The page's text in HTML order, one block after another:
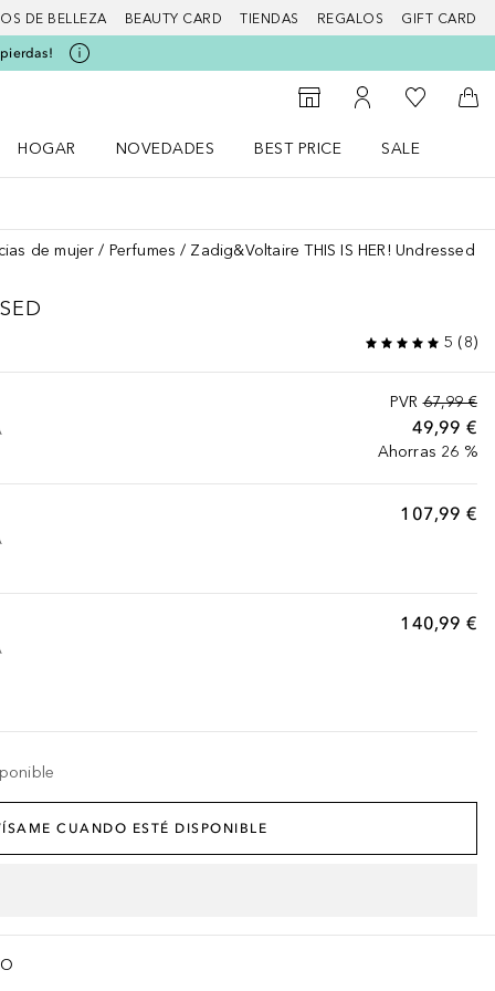
DE BELLEZA BEAUTY CARD TIENDAS REGALOS GIFT CARD
Al Storefinder
Mi cuenta
Mi lista de
A
HOGAR
NOVEDADES
BEST PRICE
SALE
de mujer Perfumes Zadig&Voltaire THIS IS HER! Undressed
5 (8)
PVR 67,99 €
49,99 €
Ahorras 26 %
107,99 €
140,99 €
CUANDO ESTÉ DISPONIBLE